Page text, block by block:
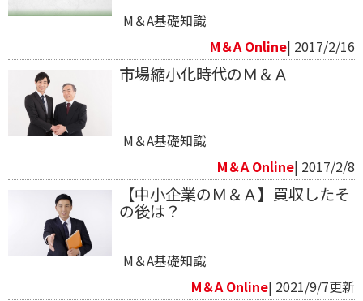
M＆A基礎知識
M＆A Online| 2017/2/16
市場縮小化時代のＭ＆Ａ
M＆A基礎知識
M＆A Online| 2017/2/8
【中小企業のＭ＆Ａ】買収したそ
の後は？
M＆A基礎知識
M＆A Online| 2021/9/7更新